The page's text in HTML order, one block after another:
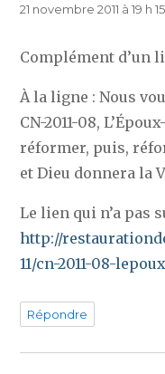
21 novembre 2011 à 19 h
Complément d’un
À la ligne : Nous
CN-2011-08,
réformer, puis,
et Dieu donnera la
Le lien qui n’a pas
http://
11/cn-2011-08-
Répondre